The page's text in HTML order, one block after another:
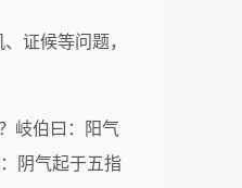
证候等问题，
岐伯曰：阳气
阴气起于五指